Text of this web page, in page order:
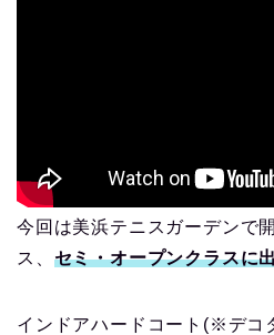
今回は美浜テニスガーデンで
ス、 セミ・オープンクラスに
インドアハードコート(※デコ